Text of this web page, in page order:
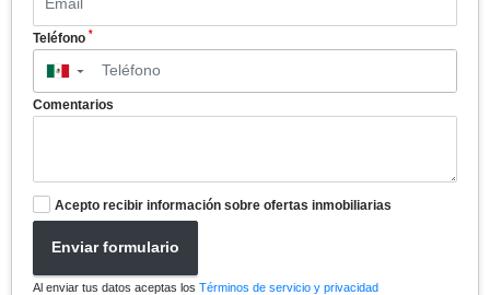
Teléfono *
▼
Comentarios
Acepto recibir información sobre ofertas inmobiliarias
Enviar formulario
Al enviar tus datos aceptas los Términos de servicio y privacidad